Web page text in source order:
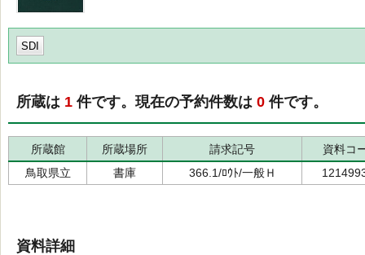
SDI
所蔵は 1 件です。現在の予約件数は 0 件です。
所蔵館 所蔵場所 請求記号
資料コ
鳥取県立
書庫 366.1/ﾛｳﾄ/一般Ｈ
資料詳細